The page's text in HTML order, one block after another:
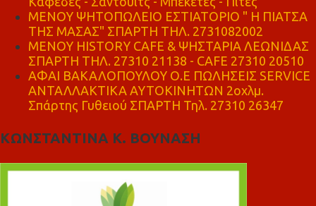
ΜΕΝΟΥ ΨΗΤΟΠΩΛΕΙΟ ΕΣΤΙΑΤΟΡΙΟ " Η ΠΙΑΤΣΑ
ΤΗΣ ΜΑΣΑΣ" ΣΠΑΡΤΗ ΤΗΛ. 2731082002
ΜΕΝΟΥ HISTORY CAFE & ΨΗΣΤΑΡΙΑ ΛΕΩΝΙΔΑΣ
ΣΠΑΡΤΗ ΤΗΛ. 27310 21138 - CAFE 27310 20510
ΑΦΑΙ ΒΑΚΑΛΟΠΟΥΛΟΥ Ο.Ε ΠΩΛΗΣΕΙΣ SERVICE
ΑΝΤΑΛΛΑΚΤΙΚΑ ΑΥΤΟΚΙΝΗΤΩΝ 2οχλμ.
Σπάρτης Γυθειού ΣΠΑΡΤΗ Τηλ. 27310 26347
ΚΩΝΣΤΑΝΤΙΝΑ Κ. ΒΟΥΝΑΣΗ